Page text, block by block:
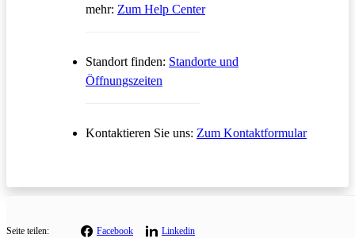
mehr: Zum Help CenterÖffnet in einem neuen Tab
Standort finden: Standorte und
Öffnungszeiten
Kontaktieren Sie uns: Zum KontaktformularÖffnet in
Seite teilen: Facebook Linkedin